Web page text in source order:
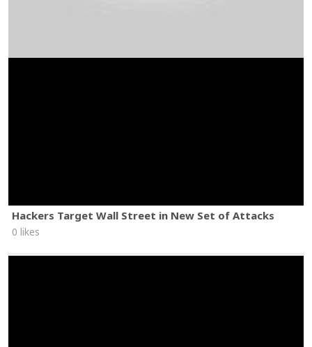
Hackers Target Wall Street in New Set of Attacks
0 likes